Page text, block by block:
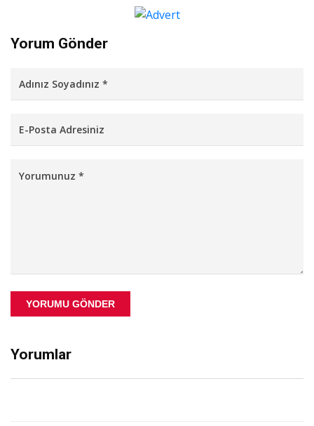
Yorum Gönder
YORUMU GÖNDER
Yorumlar